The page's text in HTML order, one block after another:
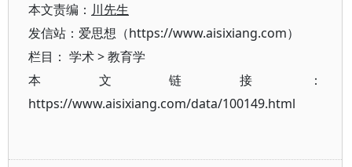
本文责编： 川先生
发信站：爱思想（https://www.aisixiang.com）
栏目： 学术>教育学
本文链接：
https://www.aisixiang.com/data/100149.html